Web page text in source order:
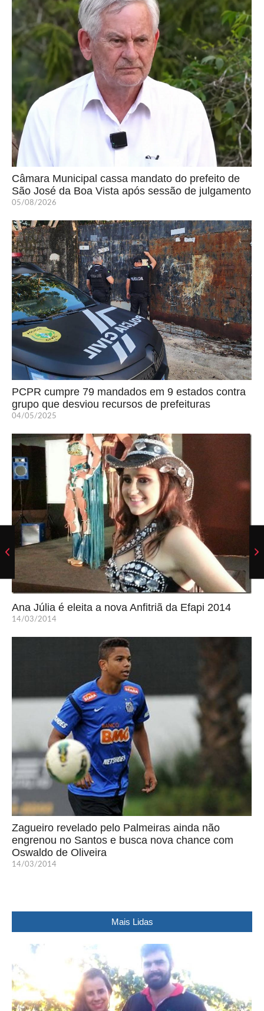
Câmara Municipal cassa mandato do prefeito de
São José da Boa Vista após sessão de julgamento
05/08/2026
PCPR cumpre 79 mandados em 9 estados contra
grupo que desviou recursos de prefeituras
04/05/2025
Ana Júlia é eleita a nova Anfitriã da Efapi 2014
14/03/2014
Zagueiro revelado pelo Palmeiras ainda não
engrenou no Santos e busca nova chance com
Oswaldo de Oliveira
14/03/2014
Mais Lidas